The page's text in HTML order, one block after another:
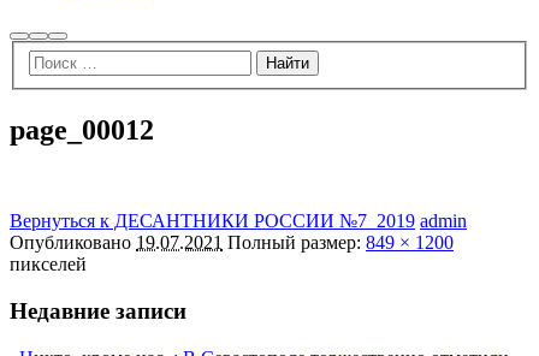
НайтиБольше
информации
Главное
меню
page_00012
Вернуться к ДЕСАНТНИКИ РОССИИ №7_2019 admin
Опубликовано 19.07.2021 Полный размер: 849 × 1200
пикселей
Недавние записи